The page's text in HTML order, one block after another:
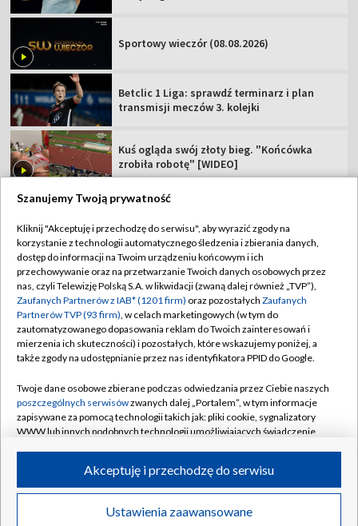
Transmisje Wideo
Sportowy wieczór (08.08.2026)
Betclic 1 Liga: sprawdź terminarz i plan
transmisji meczów 3. kolejki
Kuś ogląda swój złoty bieg. "Końcówka
zrobiła robotę" [WIDEO]
TVP
Abonament TVP
Sklep TVP
Biuro Reklamy
Oferta Handlowa
Emisja w TVP
Rada Programowa
Ogłoszenia przetargowe
Akademia Telewizyjna
Informacje o nadawcy
Regulamin TVP
Polityka prywatności
Moje zgody
Biuro reklamy
Kanały
©2026 Telewizja Polska Spółka Akcyjna w likwidacji
Szanujemy Twoją prywatność
Kliknij "Akceptuję i przechodzę do serwisu", aby wyrazić zgody na
korzystanie z technologii automatycznego śledzenia i zbierania danych,
dostęp do informacji na Twoim urządzeniu końcowym i ich
przechowywanie oraz na przetwarzanie Twoich danych osobowych przez
nas, czyli Telewizję Polską S.A. w likwidacji (zwaną dalej również „TVP”),
Zaufanych Partnerów z IAB* (1201 firm) oraz pozostałych Zaufanych
Partnerów TVP (93 firm), w celach marketingowych (w tym do
zautomatyzowanego dopasowania reklam do Twoich zainteresowań i
mierzenia ich skuteczności) i pozostałych, które wskazujemy poniżej, a
także zgody na udostępnianie przez nas identyfikatora PPID do Google.
Twoje dane osobowe zbierane podczas odwiedzania przez Ciebie naszych
poszczególnych serwisówzwanych dalej „Portalem”, w tym informacje
zapisywane za pomocą technologii takich jak: pliki cookie, sygnalizatory
WWW lub innych podobnych technologii umożliwiających świadczenie
ruchu w Internecie.
Twoje dane osobowe zbierane podczas odwiedzania przez Ciebie
poszczególnych serwisówna Portalu, takie jak adresy IP, identyfikatory
Ustawienia zaawansowane
Akceptuję i przechodzę do serwisu